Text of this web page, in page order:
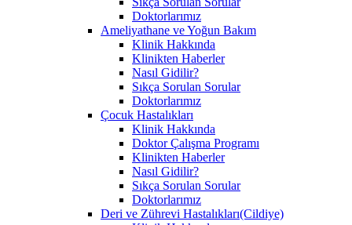
Doktorlarımız
Ameliyathane ve Yoğun Bakım
Klinik Hakkında
Klinikten Haberler
Nasıl Gidilir?
Sıkça Sorulan Sorular
Doktorlarımız
Çocuk Hastalıkları
Klinik Hakkında
Doktor Çalışma Programı
Klinikten Haberler
Nasıl Gidilir?
Sıkça Sorulan Sorular
Doktorlarımız
Deri ve Zührevi Hastalıkları(Cildiye)